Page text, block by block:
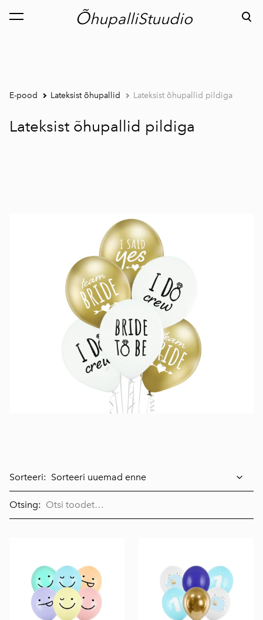
ÕhupalliStuudio
lisati ostukorvi. Vaata ostukorvi
E-pood Lateksist õhupallid Lateksist õhupallid pildiga
Lateksist õhupallid pildiga
Sorteeri:
Otsing: